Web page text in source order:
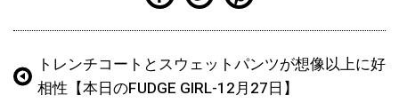
トレンチコートとスウェットパンツが想像以上に好
相性【本日のFUDGE GIRL-12月27日】